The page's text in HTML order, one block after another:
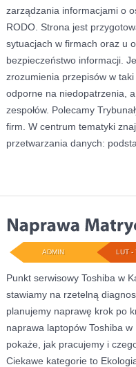
zarządzania informacjami o
RODO. Strona jest
sytuacjach w firmach oraz u
bezpieczeństwo informacji.
zrozumienia przepisów w taki
odporne na niedopatrzenia,
zespołów. Polecamy
firm. W centrum tematyki
przetwarzania danych:
LUT -
ADMIN
Punkt serwisowy Toshiba w
stawiamy na rzetelną
planujemy naprawę krok po
naprawa laptopów Toshiba
pokaże, jak pracujemy i
Ciekawe kategorie to